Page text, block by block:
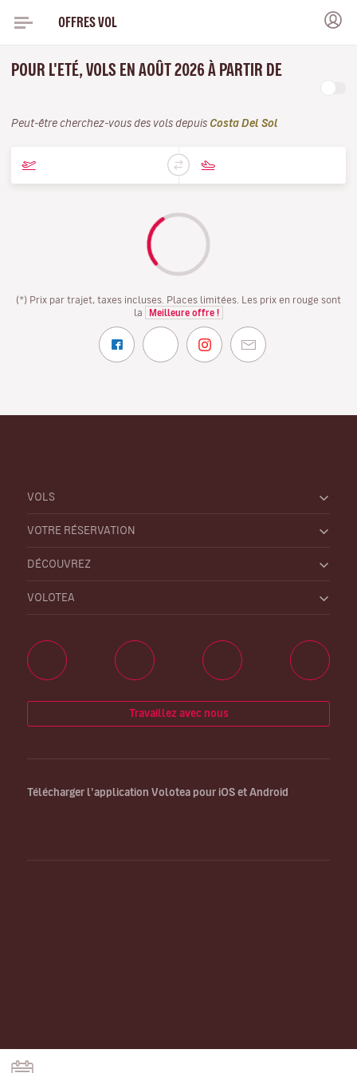
OFFRES VOL
POUR L'ETÉ, VOLS EN AOÛT 2026 À PARTIR DE
Peut-être cherchez-vous des vols depuis Costa Del Sol
(*) Prix par trajet, taxes incluses. Places limitées. Les prix en rouge sont
la
Meilleure offre !
VOLS
VOTRE RÉSERVATION
DÉCOUVREZ
VOLOTEA
Travaillez avec nous
Télécharger l’application Volotea pour iOS et Android